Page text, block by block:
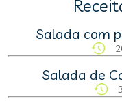
Salada com
Salada de